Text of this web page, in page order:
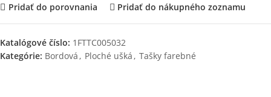
Pridať do porovnania Pridať do nákupného zoznamu
Katalógové číslo: 1FTTC005032
Kategórie: Bordová, Ploché ušká, Tašky farebné